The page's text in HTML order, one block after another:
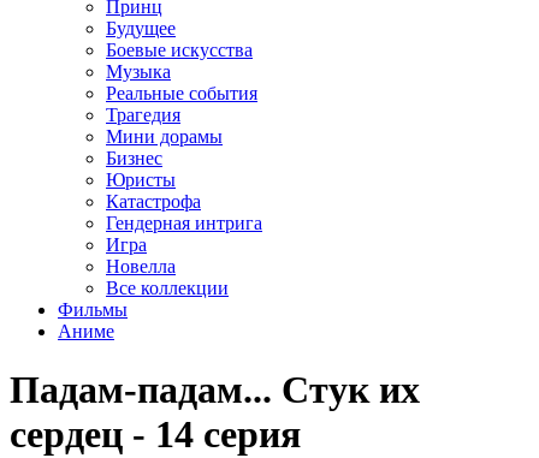
Принц
Будущее
Боевые искусства
Музыка
Реальные события
Трагедия
Мини дорамы
Бизнес
Юристы
Катастрофа
Гендерная интрига
Игра
Новелла
Все коллекции
Фильмы
Аниме
Падам-падам... Стук их
сердец - 14 серия